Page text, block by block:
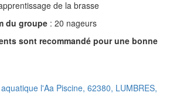
de la brasse
du groupe : 20 nageurs
sont recommandé pour une bonne
l'Aa Piscine, 62380, LUMBRES,